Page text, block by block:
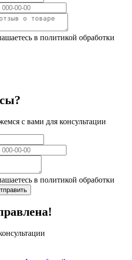
в политикой обработки
с вами для консультации
в политикой обработки